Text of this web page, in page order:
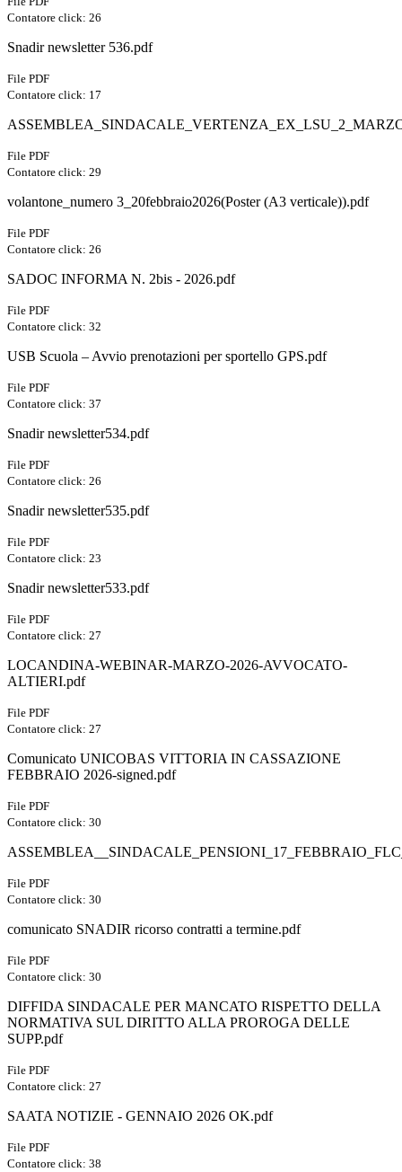
Contatore click: 26
Snadir newsletter 536.pdf
File PDF
Contatore click: 17
File PDF
Contatore click: 29
volantone_numero 3_20febbraio2026(Poster (A3 verticale)).pdf
File PDF
Contatore click: 26
SADOC INFORMA N. 2bis - 2026.pdf
File PDF
Contatore click: 32
USB Scuola – Avvio prenotazioni per sportello GPS.pdf
File PDF
Contatore click: 37
Snadir newsletter534.pdf
File PDF
Contatore click: 26
Snadir newsletter535.pdf
File PDF
Contatore click: 23
Snadir newsletter533.pdf
File PDF
Contatore click: 27
LOCANDINA-WEBINAR-MARZO-2026-AVVOCATO-
ALTIERI.pdf
File PDF
Contatore click: 27
Comunicato UNICOBAS VITTORIA IN CASSAZIONE
FEBBRAIO 2026-signed.pdf
File PDF
Contatore click: 30
File PDF
Contatore click: 30
comunicato SNADIR ricorso contratti a termine.pdf
File PDF
Contatore click: 30
DIFFIDA SINDACALE PER MANCATO RISPETTO DELLA
NORMATIVA SUL DIRITTO ALLA PROROGA DELLE
SUPP.pdf
File PDF
Contatore click: 27
SAATA NOTIZIE - GENNAIO 2026 OK.pdf
File PDF
Contatore click: 38